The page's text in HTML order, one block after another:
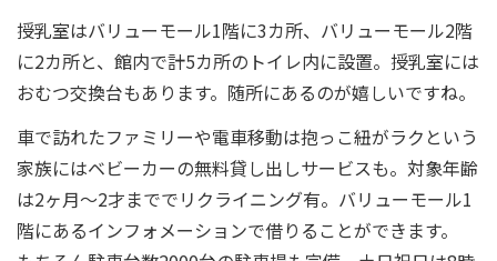
授乳室はバリューモール1階に3カ所、バリューモール2階
に2カ所と、館内で計5カ所のトイレ内に設置。授乳室には
おむつ交換台もあります。随所にあるのが嬉しいですね。
車で訪れたファミリーや電車移動は抱っこ紐がラクという
家族にはベビーカーの無料貸し出しサービスも。対象年齢
は2ヶ月～2才まででリクライニング有。バリューモール1
階にあるインフォメーションで借りることができます。